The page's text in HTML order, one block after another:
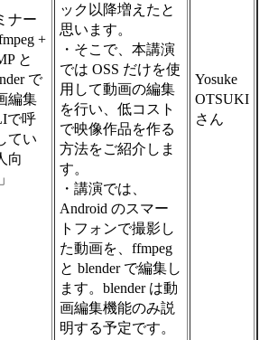
ナー
+
と
で
編集
で呼
てい
向
ック以降増えたと
思います。
・そこで、本講演
では OSS だけを使
用して動画の編集
を行い、低コスト
で映像作品を作る
方法をご紹介しま
す。
・講演では、
Android のスマー
トフォンで撮影し
た動画を、ffmpeg
と blender で編集し
ます。blender は動
画編集機能のみ説
明する予定です。
Yosuke
OTSUKI
さん